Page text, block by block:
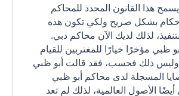
هذا القانون المحدد للمحاكم
بشكل صريح ولكي تكون هذه
لذلك لديك الآن محاكم دبي.
ظبي مؤخرًا خيارًا للمغتربين للقيام
ذلك فحسب، فقد قالت أبو ظبي
المسجلة لدى محاكم أبو ظبي
الأصول العالمية، لذلك لم تعد